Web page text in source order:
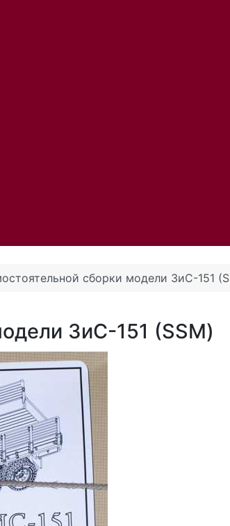
сборки модели ЗиС-151
ЗиС-151 (SSM)